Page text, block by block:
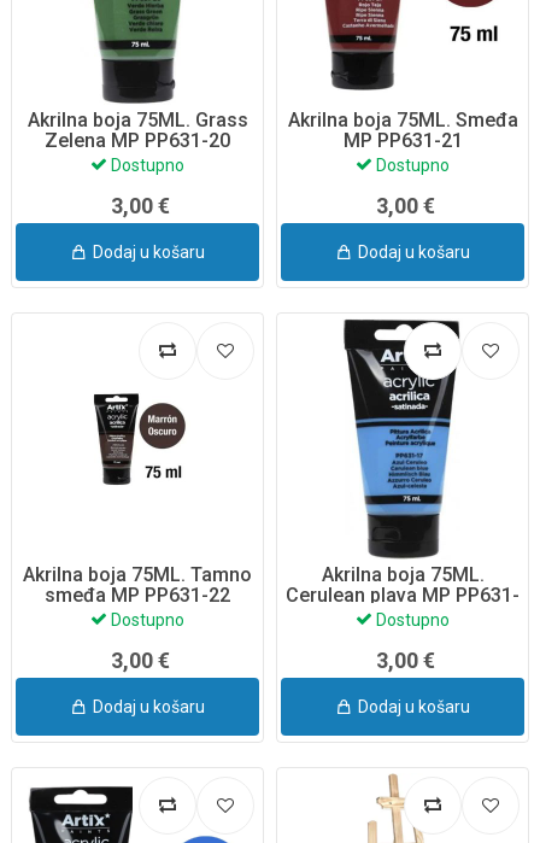
Akrilna boja 75ML. Grass
Zelena MP PP631-20
Dostupno
3,00 €
Dodaj u košaru
Akrilna boja 75ML. Smeđa
MP PP631-21
Dostupno
3,00 €
Dodaj u košaru
Akrilna boja 75ML. Tamno
smeđa MP PP631-22
Dostupno
3,00 €
Dodaj u košaru
Akrilna boja 75ML.
Cerulean plava MP PP631-
17
Dostupno
3,00 €
Dodaj u košaru